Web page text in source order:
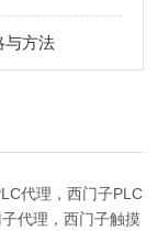
与方法
代理，西门子PLC
代理，西门子触摸